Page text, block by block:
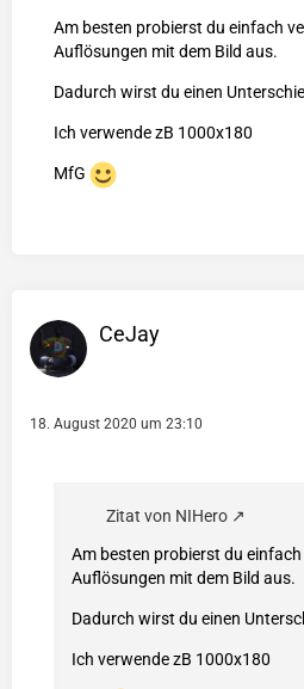
Am besten probierst du einfach
Auflösungen mit dem Bild aus.
Dadurch wirst du einen
Ich verwende zB 1000x180
MfG
CeJay
18. August 2020 um 23:10
Zitat von NIHero
Am besten probierst du
Auflösungen mit dem Bild aus.
Dadurch wirst du einen
Ich verwende zB 1000x180